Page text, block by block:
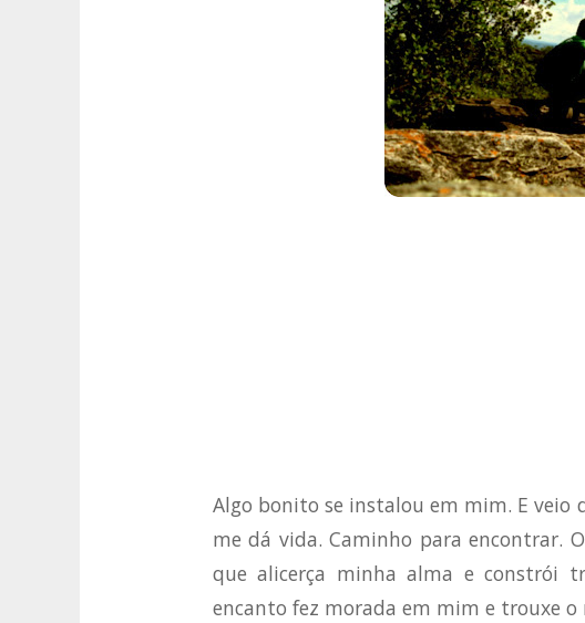
Algo bonito se instalou em mim. E veio
me dá vida. Caminho para encontrar.
que alicerça minha alma e constrói
encanto fez morada em mim e trouxe